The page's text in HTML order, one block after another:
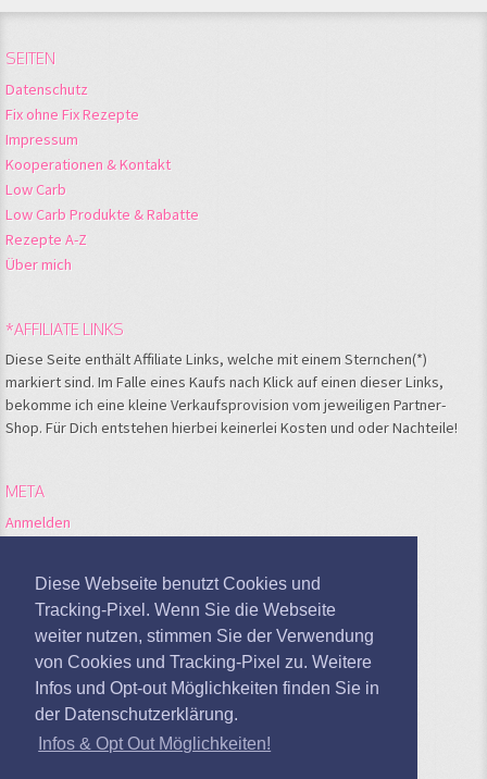
Diese Webseite benutzt Cookies und
Tracking-Pixel. Wenn Sie die Webseite
weiter nutzen, stimmen Sie der Verwendung
von Cookies und Tracking-Pixel zu. Weitere
Infos und Opt-out Möglichkeiten finden Sie in
der Datenschutzerklärung.
Infos & Opt Out Möglichkeiten!
SEITEN
Datenschutz
Fix ohne Fix Rezepte
Impressum
Kooperationen & Kontakt
Low Carb
Low Carb Produkte & Rabatte
Rezepte A-Z
Über mich
*AFFILIATE LINKS
Diese Seite enthält Affiliate Links, welche mit einem Sternchen(*)
markiert sind. Im Falle eines Kaufs nach Klick auf einen dieser Links,
bekomme ich eine kleine Verkaufsprovision vom jeweiligen Partner-
Shop. Für Dich entstehen hierbei keinerlei Kosten und oder Nachteile!
META
Anmelden
Kommentare-Feed
Google Analytics deaktivieren